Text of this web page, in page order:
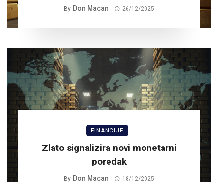
By Don Macan 26/12/2025
FINANCIJE
Zlato signalizira novi monetarni
poredak
By Don Macan 18/12/2025